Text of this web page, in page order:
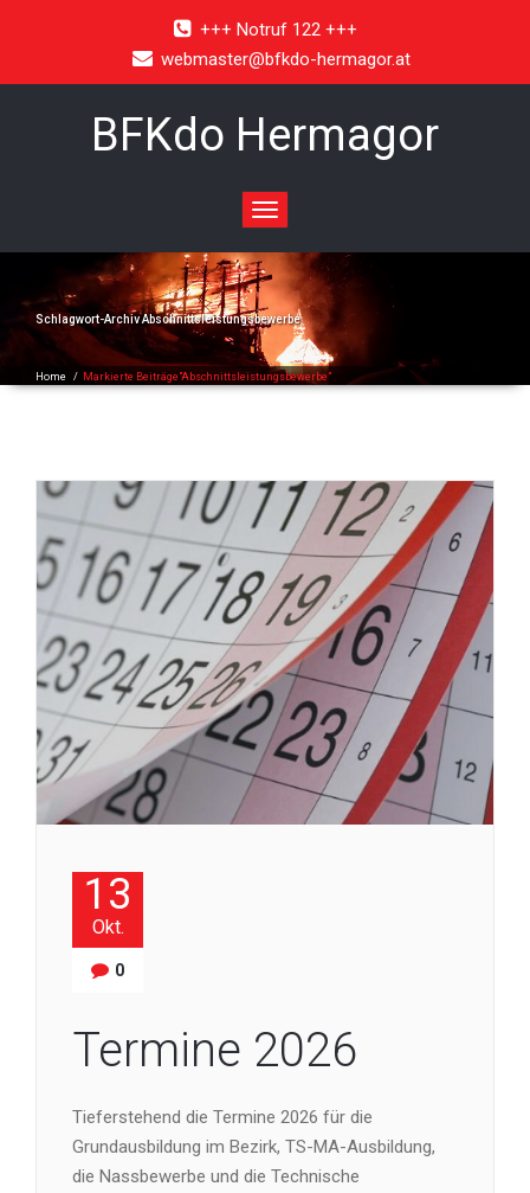
+++ Notruf 122 +++
webmaster@bfkdo-hermagor.at
BFKdo Hermagor
Toggle
navigation
Schlagwort-ArchivAbschnittsleistungsbewerbe
Home / Markierte Beiträge"Abschnittsleistungsbewerbe"
13
Okt.
0
Termine 2026
Tieferstehend die Termine 2026 für die
Grundausbildung im Bezirk, TS-MA-Ausbildung,
die Nassbewerbe und die Technische